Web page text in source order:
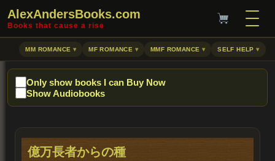
AlexAndersBooks.com
Books that cause a rise
MM ROMANCE MF ROMANCE MMF ROMANCE SELF HELP
Only show books I can Buy Now
Show Audiobooks
億万長者からの種